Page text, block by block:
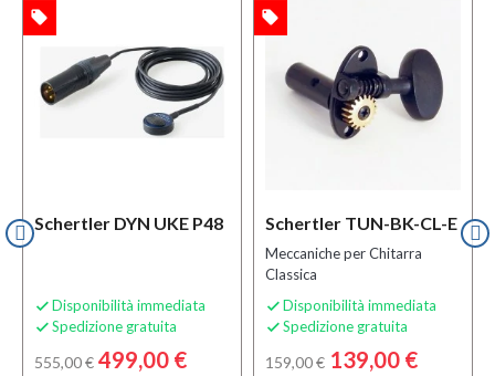
Schertler DYN UKE P48
 Disponibilità immediata
 Spedizione gratuita
555,00 € 499,00 €
local_offer
Schertler TUN-BK-CL-E
Meccaniche per Chitarra
Classica
 Disponibilità immediata
 Spedizione gratuita
159,00 € 139,00 €
local_offer